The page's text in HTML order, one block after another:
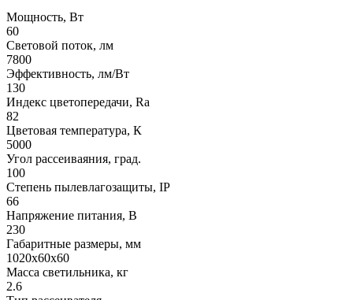
Мощность, Вт
60
Световой поток, лм
7800
Эффективность, лм/Вт
130
Индекс цветопередачи, Ra
82
Цветовая температура, К
5000
Угол рассеиваяния, град.
100
Степень пылевлагозащиты, IP
66
Напряжение питания, В
230
Габаритные размеры, мм
1020х60x60
Масса светильника, кг
2.6